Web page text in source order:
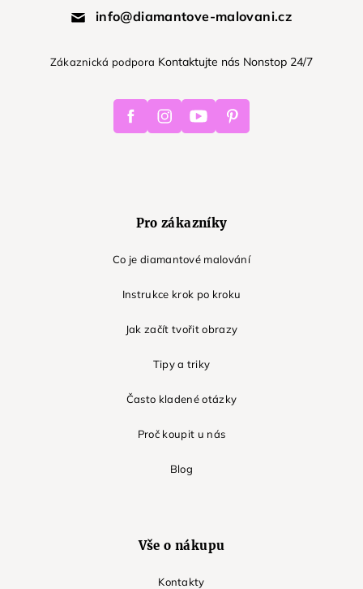
info@diamantove-malovani.cz
Zákaznická podpora Kontaktujte nás Nonstop 24/7
FacebookInstagramYoutube Pinterest
Pro zákazníky
Co je diamantové malování
Instrukce krok po kroku
Jak začít tvořit obrazy
Tipy a triky
Často kladené otázky
Proč koupit u nás
Blog
Vše o nákupu
Kontakty